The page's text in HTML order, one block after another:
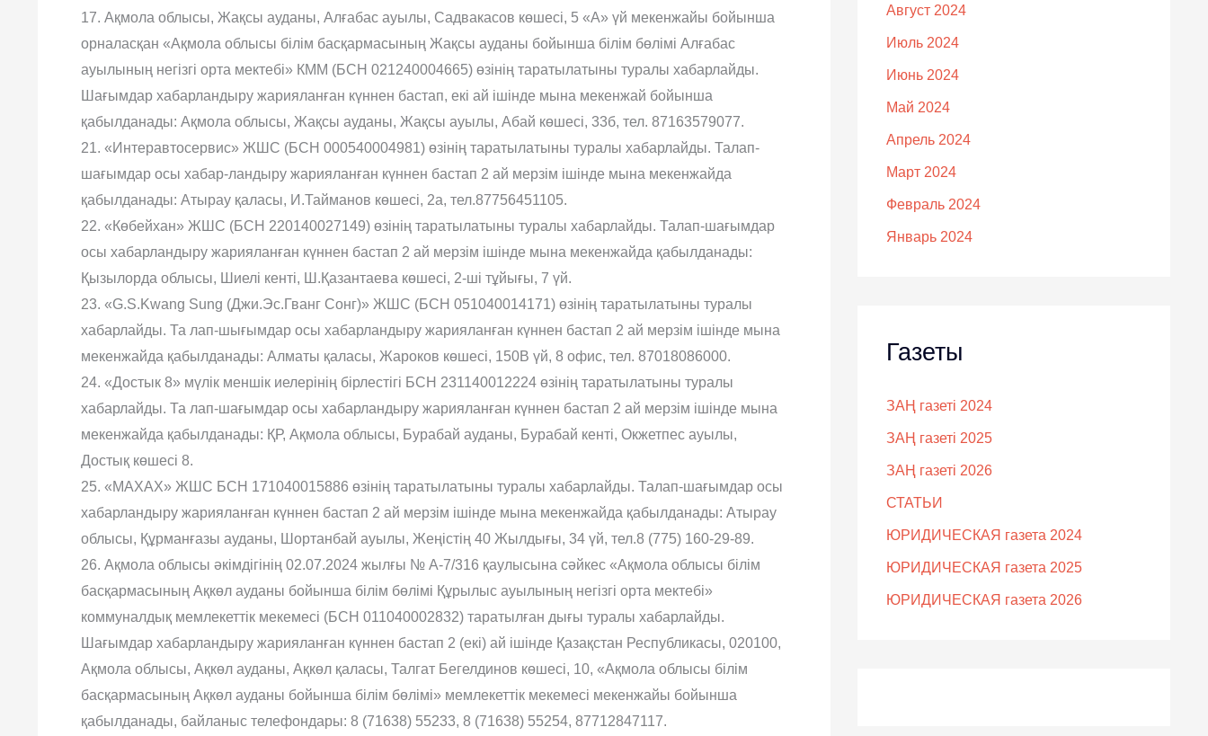
17. Ақмола облысы, Жақсы ауданы, Алғабас ауылы, Садвакасов көшесі, 5 «А» үй мекенжайы бойынша
орналасқан «Ақмола облысы білім басқармасының Жақсы ауданы бойынша білім бөлімі Алғабас
ауылының негізгі орта мектебі» КММ (БСН 021240004665) өзінің таратылатыны туралы хабарлайды.
Шағымдар хабарландыру жарияланған күннен бастап, екі ай ішінде мына мекенжай бойынша
қабылданады: Ақмола облысы, Жақсы ауданы, Жақсы ауылы, Абай көшесі, 33б, тел. 87163579077.
21. «Интеравтосервис» ЖШС (БСН 000540004981) өзінің таратылатыны туралы хабарлайды. Талап-
шағымдар осы хабар-ландыру жарияланған күннен бастап 2 ай мерзім ішінде мына мекенжайда
қабылданады: Атырау қаласы, И.Тайманов көшесі, 2а, тел.87756451105.
22. «Көбейхан» ЖШС (БСН 220140027149) өзінің таратылатыны туралы хабарлайды. Талап-шағымдар
осы хабарландыру жарияланған күннен бастап 2 ай мерзім ішінде мына мекенжайда қабылданады:
Қызылорда облысы, Шиелі кенті, Ш.Қазантаева көшесі, 2-ші тұйығы, 7 үй.
23. «G.S.Kwang Sung (Джи.Эс.Гванг Сонг)» ЖШС (БСН 051040014171) өзінің таратылатыны туралы
хабарлайды. Та лап-шығымдар осы хабарландыру жарияланған күннен бастап 2 ай мерзім ішінде мына
мекенжайда қабылданады: Алматы қаласы, Жароков көшесі, 150В үй, 8 офис, тел. 87018086000.
24. «Достык 8» мүлік меншік иелерінің бірлестігі БСН 231140012224 өзінің таратылатыны туралы
хабарлайды. Та лап-шағымдар осы хабарландыру жарияланған күннен бастап 2 ай мерзім ішінде мына
мекенжайда қабылданады: ҚР, Ақмола облысы, Бурабай ауданы, Бурабай кенті, Окжетпес ауылы,
Достық көшесі 8.
25. «МАХАХ» ЖШС БСН 171040015886 өзінің таратылатыны туралы хабарлайды. Талап-шағымдар осы
хабарландыру жарияланған күннен бастап 2 ай мерзім ішінде мына мекенжайда қабылданады: Атырау
облысы, Құрманғазы ауданы, Шортанбай ауылы, Жеңістің 40 Жылдығы, 34 үй, тел.8 (775) 160-29-89.
26. Ақмола облысы әкімдігінің 02.07.2024 жылғы № А-7/316 қаулысына сәйкес «Ақмола облысы білім
басқармасының Ақкөл ауданы бойынша білім бөлімі Құрылыс ауылының негізгі орта мектебі»
коммуналдық мемлекеттік мекемесі (БСН 011040002832) таратылған дығы туралы хабарлайды.
Шағымдар хабарландыру жарияланған күннен бастап 2 (екі) ай ішінде Қазақстан Республикасы, 020100,
Ақмола облысы, Ақкөл ауданы, Ақкөл қаласы, Талгат Бегелдинов көшесі, 10, «Ақмола облысы білім
басқармасының Ақкөл ауданы бойынша білім бөлімі» мемлекеттік мекемесі мекенжайы бойынша
қабылданады, байланыс телефондары: 8 (71638) 55233, 8 (71638) 55254, 87712847117.
Август 2024
Июль 2024
Июнь 2024
Май 2024
Апрель 2024
Март 2024
Февраль 2024
Январь 2024
Газеты
ЗАҢ газеті 2024
ЗАҢ газеті 2025
ЗАҢ газеті 2026
СТАТЬИ
ЮРИДИЧЕСКАЯ газета 2024
ЮРИДИЧЕСКАЯ газета 2025
ЮРИДИЧЕСКАЯ газета 2026